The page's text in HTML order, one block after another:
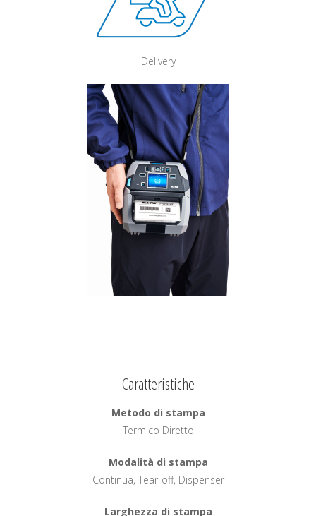
Delivery
Caratteristiche
Metodo di stampa
Termico Diretto
Modalità di stampa
Continua, Tear-off, Dispenser
Larghezza di stampa